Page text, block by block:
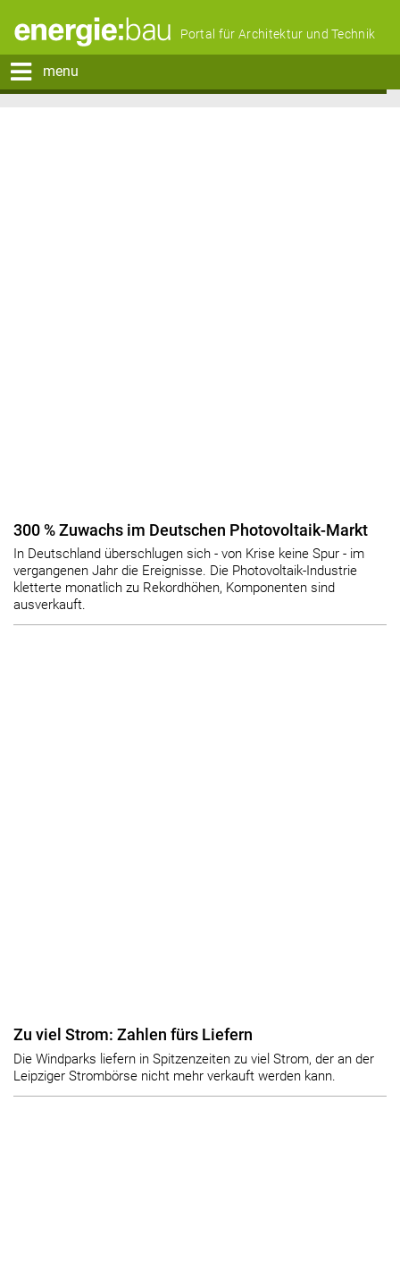
Portal für Architektur und Technik
menu
300 % Zuwachs im Deutschen Photovoltaik-Markt
In Deutschland überschlugen sich - von Krise keine Spur - im
vergangenen Jahr die Ereignisse. Die Photovoltaik-Industrie
kletterte monatlich zu Rekordhöhen, Komponenten sind
ausverkauft.
Zu viel Strom: Zahlen fürs Liefern
Die Windparks liefern in Spitzenzeiten zu viel Strom, der an der
Leipziger Strombörse nicht mehr verkauft werden kann.